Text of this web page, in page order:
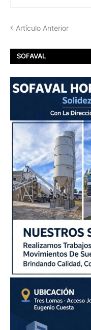
Artículo Anterior
SOFAVAL